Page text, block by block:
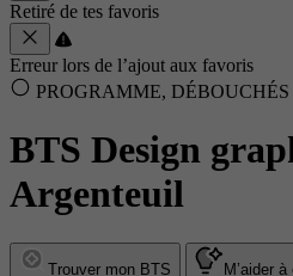
Retiré de tes favoris
Erreur lors de l’ajout aux favoris
PROGRAMME, DÉBOUCHÉS
BTS Design
Argenteuil
Trouver mon BTS M’aider